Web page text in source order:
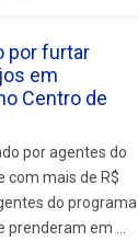
por furtar
em
Centro de
por agentes do
com mais de R$
do programa
prenderam em ...